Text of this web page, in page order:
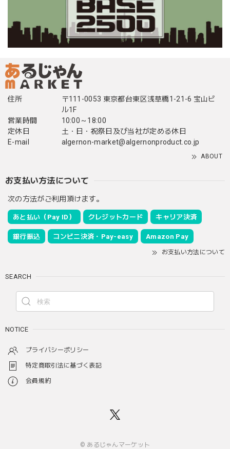
住所
〒111-0053 東京都台東区浅草橋1-21-6 宝山ビ
ル1F
営業時間
10:00～18:00
定休日
土・日・祝祭日及び当社が定める休日
E-mail
algernon-market@algernonproduct.co.jp
ABOUT
お支払い方法について
次の方法がご利用頂けます。
あと払い（Pay ID） クレジットカード キャリア決済
銀行振込 コンビニ決済・Pay-easy Amazon Pay
お支払い方法について
SEARCH
NOTICE
プライバシーポリシー
特定商取引法に基づく表記
会員規約
© あるじゃんマーケット